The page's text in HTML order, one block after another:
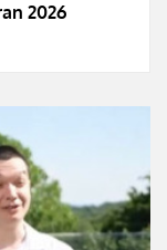
2026